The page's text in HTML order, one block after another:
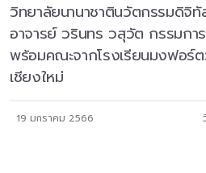
วิทยาลัยนานาชาตินวัตกรรมดิจิ
อาจารย์ วรินทร วสุวัต กรรมกา
พร้อมคณะจากโรงเรียนมงฟอร์
เชียงใหม่
19 มกราคม 2566